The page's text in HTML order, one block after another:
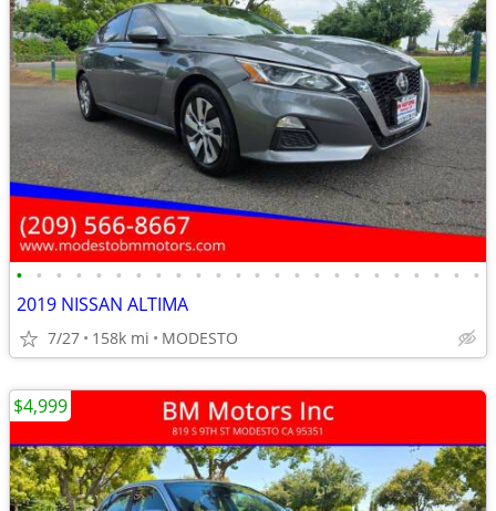
• • • • • • • • • • • • • • • • • • • • • • • •
2019 NISSAN ALTIMA
7/27 158k mi MODESTO
$4,999